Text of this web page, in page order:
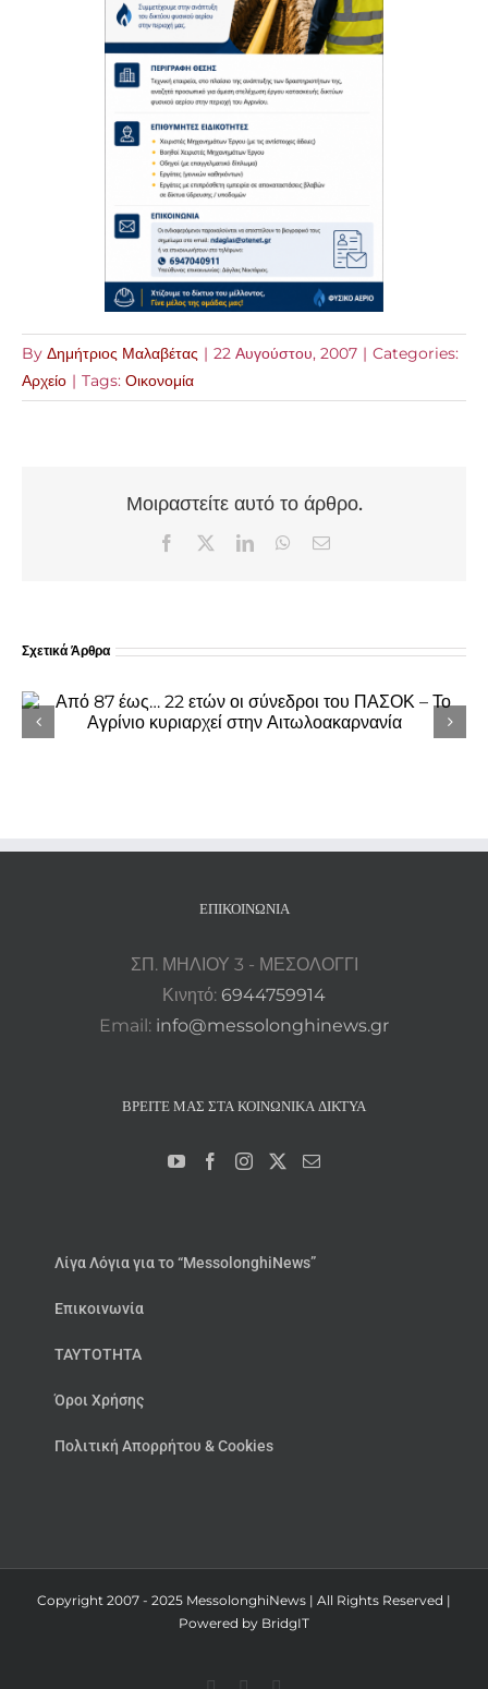
By Δημήτριος Μαλαβέτας | 22 Αυγούστου, 2007 | Categories:
Αρχείο | Tags: Οικονομία
Μοιραστείτε αυτό το άρθρο.
Facebook LinkedInWhatsApp
Email
Σχετικά Άρθρα
Πρωτοχρονιάτικα κάλαντα από τη
Φιλαρμονική «Ιωσήφ Ρωγών» στο
ΕΠΙΚΟΙΝΩΝΊΑ
ΣΠ. ΜΗΛΙΟΥ 3 - ΜΕΣΟΛΟΓΓΙ
Κινητό: 6944759914
Email: info@messolonghinews.gr
ΒΡΕΊΤΕ ΜΑΣ ΣΤΑ ΚΟΙΝΩΝΙΚΆ ΔΊΚΤΥΑ
Λίγα Λόγια για το “MessolonghiNews”
Επικοινωνία
ΤΑΥΤΟΤΗΤΑ
Όροι Χρήσης
Πολιτική Απορρήτου & Cookies
Copyright 2007 - 2025 MessolonghiNews | All Rights Reserved |
Powered by BridgIT